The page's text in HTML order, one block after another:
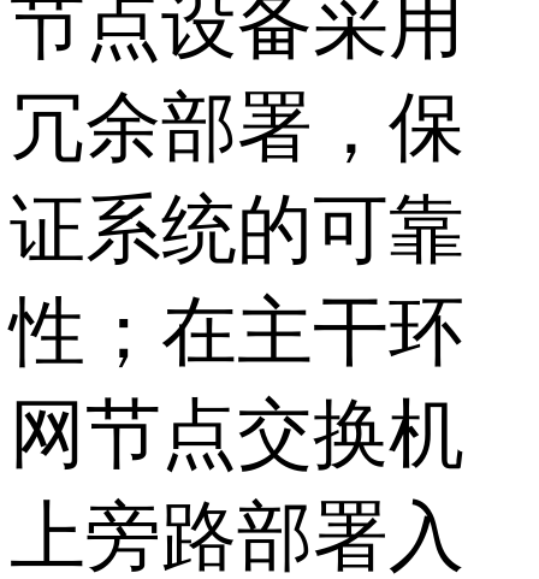
节点设备采用
冗余部署，保
证系统的可靠
性；在主干环
网节点交换机
上旁路部署入